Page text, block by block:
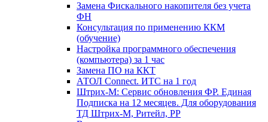
Замена Фискального накопителя без учета
ФН
Консультация по применению ККМ
(обучение)
Настройка программного обеспечения
(компьютера) за 1 час
Замена ПО на ККТ
АТОЛ Connect. ИТС на 1 год
Штрих-М: Сервис обновления ФР. Единая
Подписка на 12 месяцев. Для оборудования
ТД Штрих-М, Ритейл, РР